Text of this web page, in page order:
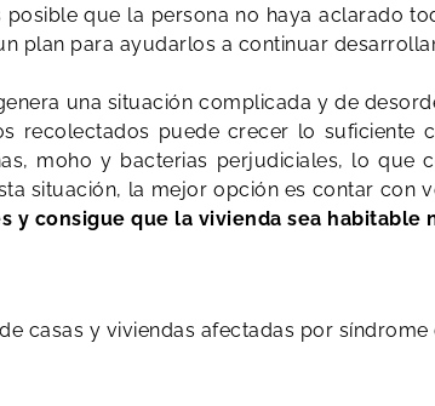
posible que la persona no haya aclarado
plan para ayudarlos a continuar
una situación complicada y de
recolectados puede crecer lo
moho y bacterias perjudiciales, lo que
situación, la mejor opción es contar con
y consigue que la vivienda sea habitable
casas y viviendas afectadas por síndrome